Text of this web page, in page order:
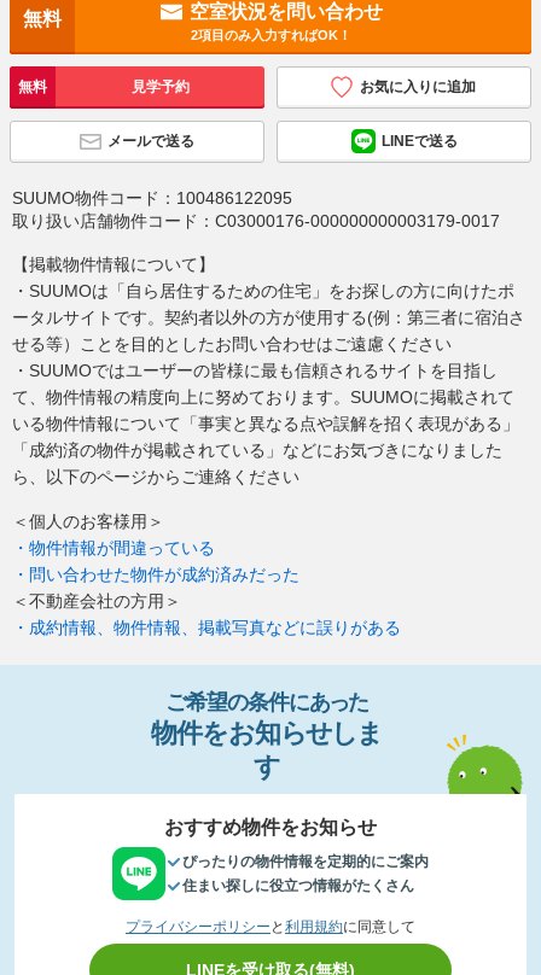
無料 空室状況を問い合わせ
2項目のみ入力すればOK！
無料 見学予約 お気に入りに追加
メールで送る LINEで送る
SUUMO物件コード： 100486122095
取り扱い店舗物件コード： C03000176-000000000003179-0017
【掲載物件情報について】
・SUUMOは「自ら居住するための住宅」をお探しの方に向けたポ
ータルサイトです。契約者以外の方が使用する(例：第三者に宿泊さ
せる等）ことを目的としたお問い合わせはご遠慮ください
・SUUMOではユーザーの皆様に最も信頼されるサイトを目指し
て、物件情報の精度向上に努めております。SUUMOに掲載されて
いる物件情報について「事実と異なる点や誤解を招く表現がある」
「成約済の物件が掲載されている」などにお気づきになりました
ら、以下のページからご連絡ください
＜個人のお客様用＞
・物件情報が間違っている
・問い合わせた物件が成約済みだった
＜不動産会社の方用＞
・成約情報、物件情報、掲載写真などに誤りがある
ご希望の条件にあった
物件をお知らせし ま
す
おすすめ物件をお知らせ
ぴったりの物件情報を定期的にご案内
住まい探しに役立つ情報がたくさん
プライバシーポリシー と 利用規約に同意して
LINEを受け取る(無料)